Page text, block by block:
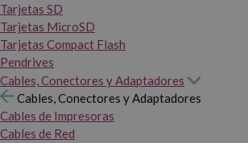
Tarjetas SD
Tarjetas MicroSD
Tarjetas Compact Flash
Pendrives
Cables, Conectores y Adaptadores
Cables, Conectores y Adaptadores
Cables de Impresoras
Cables de Red